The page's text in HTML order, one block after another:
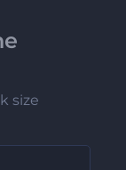
size